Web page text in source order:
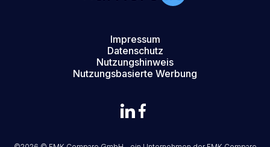
Impressum
Datenschutz
Nutzungshinweis
Nutzungsbasierte Werbung